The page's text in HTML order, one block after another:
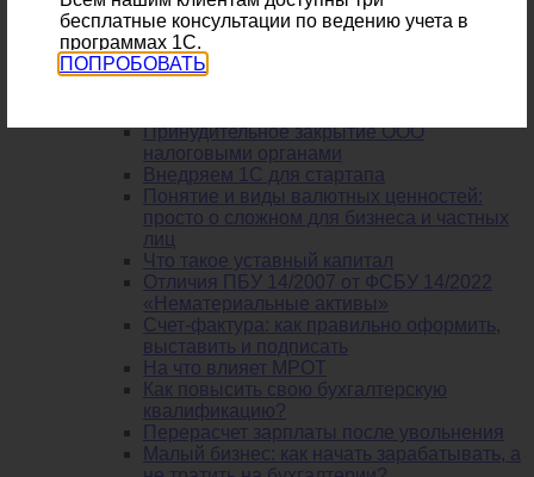
подразделения
Новые лимиты и НДС для организаций и
ИП на УСН
Принудительное закрытие ООО
налоговыми органами
Внедряем 1С для стартапа
Понятие и виды валютных ценностей:
просто о сложном для бизнеса и частных
лиц
Что такое уставный капитал
Отличия ПБУ 14/2007 от ФСБУ 14/2022
«Нематериальные активы»
Счет-фактура: как правильно оформить,
выставить и подписать
На что влияет МРОТ
Как повысить свою бухгалтерскую
квалификацию?
Перерасчет зарплаты после увольнения
Малый бизнес: как начать зарабатывать, а
бесплатные консультации по ведению учета в
программах 1С.
ПОПРОБОВАТЬ